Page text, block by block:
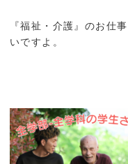
『福祉・介護』のお仕
いですよ。